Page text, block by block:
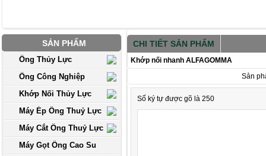
SẢN PHẨM
Ống Thủy Lực
Ống Công Nghiệp
Khớp Nối Thủy Lực
Máy Ép Ống Thuỷ Lực
Máy Cắt Ống Thuỷ Lực
Máy Gọt Ống Cao Su
CHI TIẾT SẢN PHẨM
Khớp nối nhanh ALFAGOMMA
Sản
Số ký tự được gõ là 250